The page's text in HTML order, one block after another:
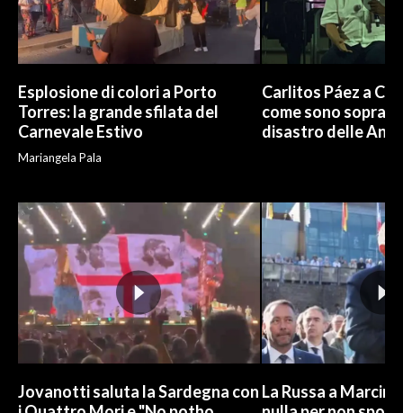
Esplosione di colori a Porto
Torres: la grande sfilata del
Carnevale Estivo
Mariangela Pala
Carlitos Páez a
come sono
disastro delle
Jovanotti saluta la Sardegna con La Russa a